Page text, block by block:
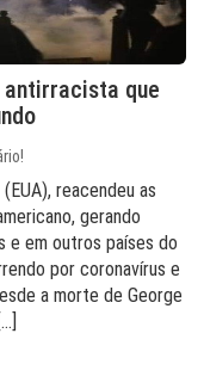
que
reacendeu as
gerando
e em outros países do
por coronavírus e
a morte de George